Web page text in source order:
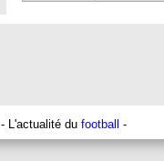
- L'actualité du football -